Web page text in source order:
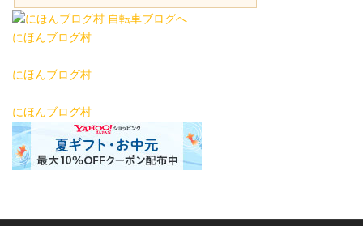
にほんブログ村
にほんブログ村
にほんブログ村